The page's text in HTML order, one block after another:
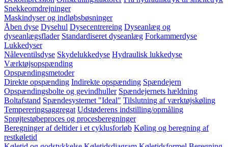
Snekkeomdrejninger
Maskindyser og indløbsbøsninger
Åben dyse Dysehul Dysecentrereing Dyseanlæg og
dyseanlægsflader Standardiseret dyseanlæg Forkammerdyse
Lukkedyser
Nåleventilsdyse Skydelukkedyse Hydraulisk lukkedyse
Værktøjsopspænding
Opspændingsmetoder
Direkte opspænding Indirekte opspænding Spændejern
Opspændingsbolte og gevindhuller Spændejernets hældning
Boltafstand Spændesystemet "Ideal" Tilslutning af værktøjskøling
Tempereringsaggregat Udstøderens indstilling/opmåling
Sprøjtestøbeproces og procesberegninger
Beregninger af deltider i et cyklusforløb Køling og beregning af
restkøletid